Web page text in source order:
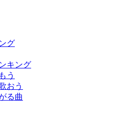
グ
キング
う
おう
る曲